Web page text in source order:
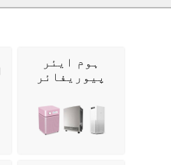
ہوم ایئر
پیوریفائر